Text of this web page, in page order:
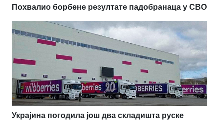
Похвалио борбене резултате падобранаца у СВО
Украјина погодила још два складишта руске